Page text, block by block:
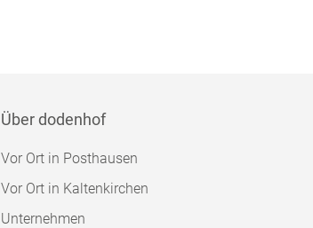
Über dodenhof
Vor Ort in Posthausen
Vor Ort in Kaltenkirchen
Unternehmen